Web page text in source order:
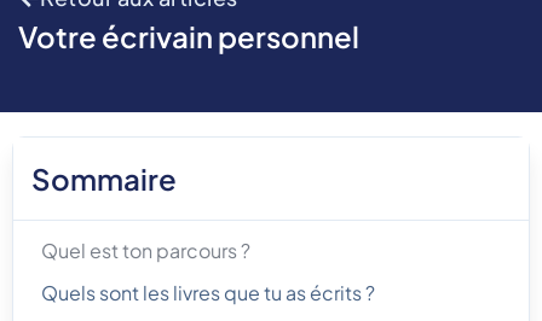
Votre écrivain personnel
Sommaire
Quel est ton parcours ?
Quels sont les livres que tu as écrits ?